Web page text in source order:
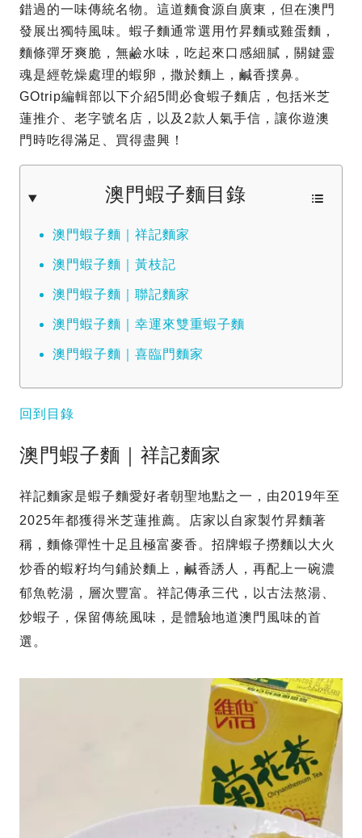
錯過的一味傳統名物。這道麵食源自廣東，但在澳門
發展出獨特風味。蝦子麵通常選用竹昇麵或雞蛋麵，
麵條彈牙爽脆，無鹼水味，吃起來口感細膩，關鍵靈
魂是經乾燥處理的蝦卵，撒於麵上，鹹香撲鼻。
GOtrip編輯部以下介紹5間必食蝦子麵店，包括米芝
蓮推介、老字號名店，以及2款人氣手信，讓你遊澳
門時吃得滿足、買得盡興！
澳門蝦子麵目錄
澳門蝦子麵｜祥記麵家
澳門蝦子麵｜黃枝記
澳門蝦子麵｜聯記麵家
澳門蝦子麵｜幸運來雙重蝦子麵
澳門蝦子麵｜喜臨門麵家
回到目錄
澳門蝦子麵｜祥記麵家
祥記麵家是蝦子麵愛好者朝聖地點之一，由2019年至
2025年都獲得米芝蓮推薦。店家以自家製竹昇麵著
稱，麵條彈性十足且極富麥香。招牌蝦子撈麵以大火
炒香的蝦籽均勻鋪於麵上，鹹香誘人，再配上一碗濃
郁魚乾湯，層次豐富。祥記傳承三代，以古法熬湯、
炒蝦子，保留傳統風味，是體驗地道澳門風味的首
選。